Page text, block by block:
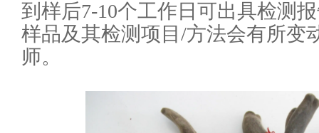
到样后7-10个工作日可出具检测
样品及其检测项目/方法会有所变
师。